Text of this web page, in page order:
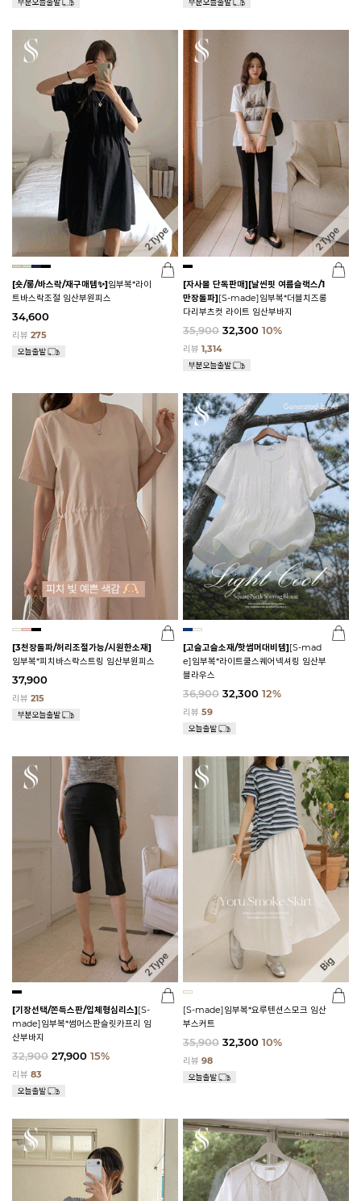
[숏/롱/바스락/재구매템✨]임부복*라이
트바스락조절 임산부원피스
34,600
리뷰 275
[자사몰 단독판매][날씬핏 여름슬랙스/1
만장돌파][S-made]임부복*더블치즈롱
다리부츠컷 라이트 임산부바지
35,900 32,300 10%
리뷰 1,314
[3천장돌파/허리조절가능/시원한소재]
임부복*피치바스락스트링 임산부원피스
37,900
리뷰 215
[고슬고슬소재/핫썸머대비템][S-mad
e]임부복*라이트쿨스퀘어넥셔링 임산부
블라우스
36,900 32,300 12%
리뷰 59
[기장선택/쫀득스판/입체형심리스][S-
made]임부복*썸머스판슬릿카프리 임
산부바지
32,900 27,900 15%
리뷰 83
[S-made]임부복*요루텐션스모크 임산
부스커트
35,900 32,300 10%
리뷰 98